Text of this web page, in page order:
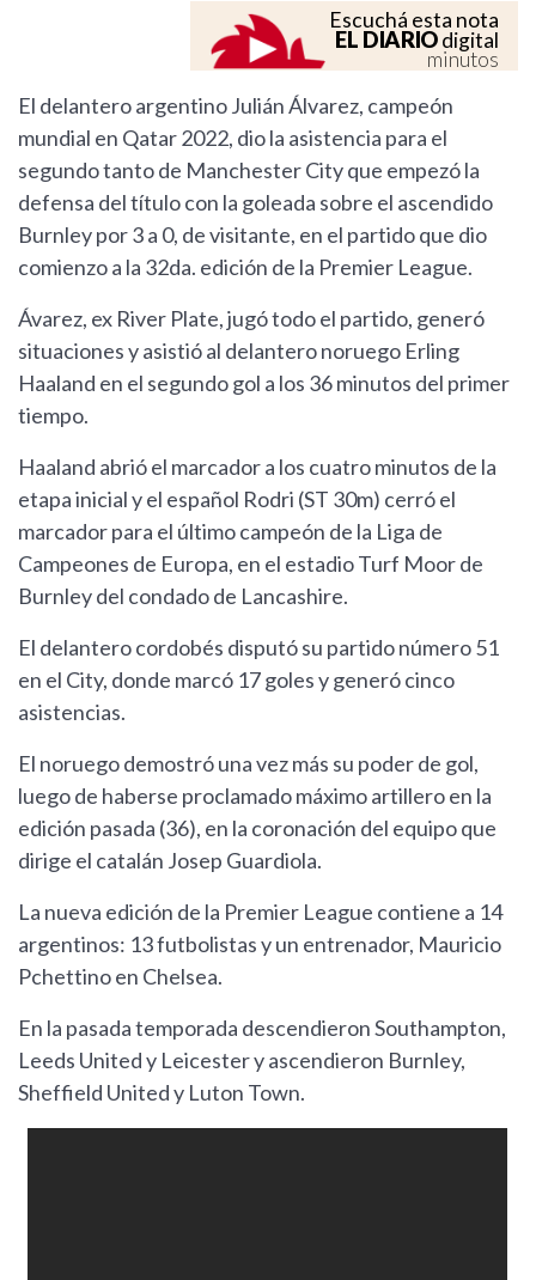
Escuchá esta nota
EL DIARIOdigital
minutos
El delantero argentino Julián Álvarez, campeón
mundial en Qatar 2022, dio la asistencia para el
segundo tanto de Manchester City que empezó la
defensa del título con la goleada sobre el ascendido
Burnley por 3 a 0, de visitante, en el partido que dio
comienzo a la 32da. edición de la Premier League.
Ávarez, ex River Plate, jugó todo el partido, generó
situaciones y asistió al delantero noruego Erling
Haaland en el segundo gol a los 36 minutos del primer
tiempo.
Haaland abrió el marcador a los cuatro minutos de la
etapa inicial y el español Rodri (ST 30m) cerró el
marcador para el último campeón de la Liga de
Campeones de Europa, en el estadio Turf Moor de
Burnley del condado de Lancashire.
El delantero cordobés disputó su partido número 51
en el City, donde marcó 17 goles y generó cinco
asistencias.
El noruego demostró una vez más su poder de gol,
luego de haberse proclamado máximo artillero en la
edición pasada (36), en la coronación del equipo que
dirige el catalán Josep Guardiola.
La nueva edición de la Premier League contiene a 14
argentinos: 13 futbolistas y un entrenador, Mauricio
Pchettino en Chelsea.
En la pasada temporada descendieron Southampton,
Leeds United y Leicester y ascendieron Burnley,
Sheffield United y Luton Town.